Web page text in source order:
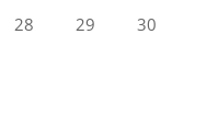
28 29
30